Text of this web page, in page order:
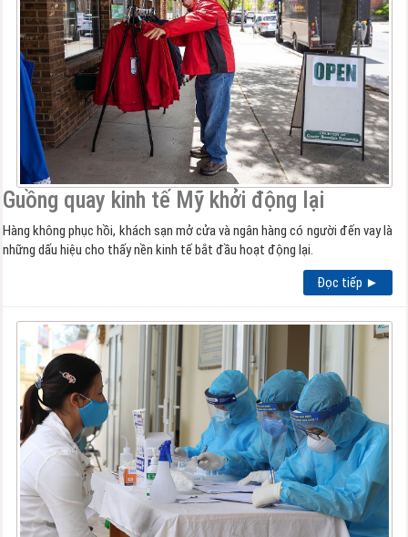
Guồng quay kinh tế Mỹ khởi động lại
Hàng không phục hồi, khách sạn mở cửa và ngân hàng có người đến vay là
những dấu hiệu cho thấy nền kinh tế bắt đầu hoạt động lại.
Đọc tiếp ►